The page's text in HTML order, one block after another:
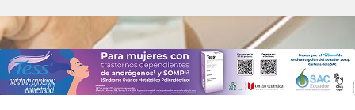
MANUAL DE USUARIO
POLÍTICA DE PRIVACIDAD
POLÍTICA DE COOKIES